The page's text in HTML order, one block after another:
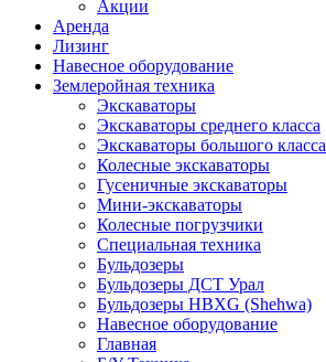
Акции
Аренда
Лизинг
Навесное оборудование
Землеройная техника
Экскаваторы
Экскаваторы среднего класса
Экскаваторы большого класса
Колесные экскаваторы
Гусеничные экскаваторы
Мини-экскаваторы
Колесные погрузчики
Специальная техника
Бульдозеры
Бульдозеры ДСТ Урал
Бульдозеры HBXG (Shehwa)
Навесное оборудование
Главная